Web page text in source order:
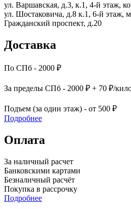
ул. Варшавская, д.3, к.1, 4-й этаж,
ул. Шостаковича, д.8 к.1, 6-й этаж,
Гражданский проспект, д.20
Доставка
По СПб - 2000 ₽
За пределы СПб - 2000 ₽ + 70 ₽/
Подъем (за один этаж) - от 500 ₽
Подробнее
Оплата
За наличный расчет
Банковскими картами
Безналичный расчёт
Покупка в рассрочку
Подробнее